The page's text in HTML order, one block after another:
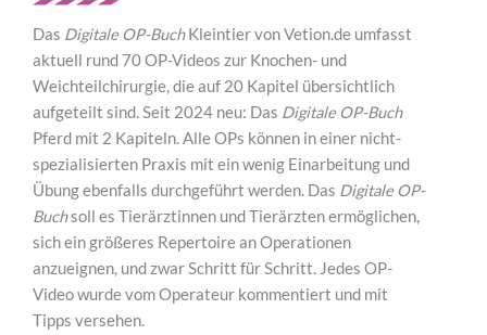
Das Digitale OP-BuchKleintier von Vetion.de umfasst
aktuell rund 70 OP-Videos zur Knochen- und
Weichteilchirurgie, die auf 20 Kapitel übersichtlich
aufgeteilt sind. Seit 2024 neu: Das Digitale OP-Buch
Pferd mit 2 Kapiteln. Alle OPs können in einer nicht-
spezialisierten Praxis mit ein wenig Einarbeitung und
Übung ebenfalls durchgeführt werden. Das Digitale OP-
Buchsoll es Tierärztinnen und Tierärzten ermöglichen,
sich ein größeres Repertoire an Operationen
anzueignen, und zwar Schritt für Schritt. Jedes OP-
Video wurde vom Operateur kommentiert und mit
Tipps versehen.